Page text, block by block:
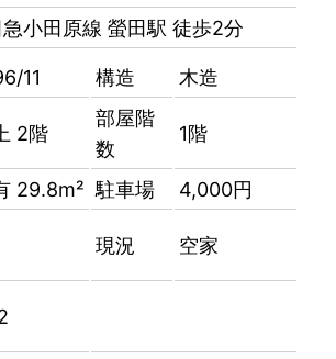
小田原線 螢田駅 徒歩2分
11 構造 木造
2階
部屋階
数
1階
29.8m² 駐車場
4,000円
現況 空家